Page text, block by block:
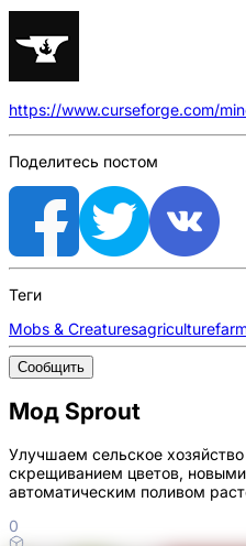
https://www.curseforge.com/
Поделитесь постом
Теги
Mobs & Creaturesagriculture
Сообщить
Мод Sprout
Улучшаем сельское
скрещиванием цветов,
автоматическим поливом
0